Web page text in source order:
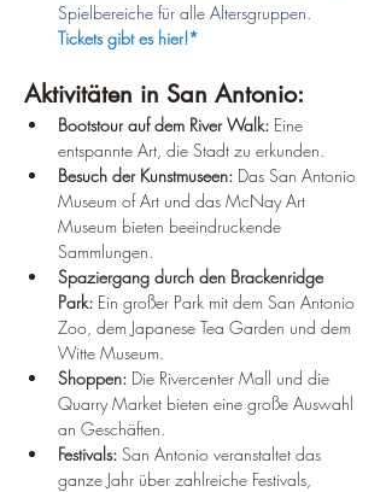
Spielbereiche für alle Altersgruppen.
Tickets gibt es hier!*
Aktivitäten in San Antonio:
Bootstour auf dem River Walk: Eine
entspannte Art, die Stadt zu erkunden.
Besuch der Kunstmuseen: Das San Antonio
Museum of Art und das McNay Art
Museum bieten beeindruckende
Sammlungen.
Spaziergang durch den Brackenridge
Park: Ein großer Park mit dem San Antonio
Zoo, dem Japanese Tea Garden und dem
Witte Museum.
Shoppen: Die Rivercenter Mall und die
Quarry Market bieten eine große Auswahl
an Geschäften.
Festivals: San Antonio veranstaltet das
ganze Jahr über zahlreiche Festivals,